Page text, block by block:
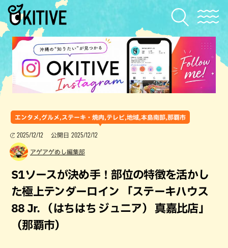
エンタメ,グルメ,ステーキ・焼肉,テレビ,地域,本島南部,那覇市
2025/12/12 公開日 2025/12/12
アゲアゲめし編集部
S1ソースが決め手！部位の特徴を活かし
た極上テンダーロイン 「ステーキハウス
88 Jr. （はちはち ジュニア） 真嘉比店」
（那覇市）